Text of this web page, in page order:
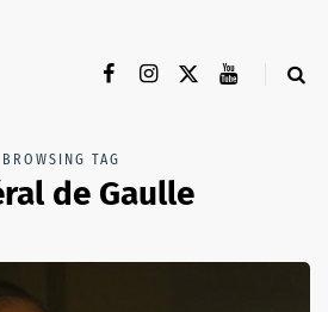
BROWSING TAG
de Gaulle